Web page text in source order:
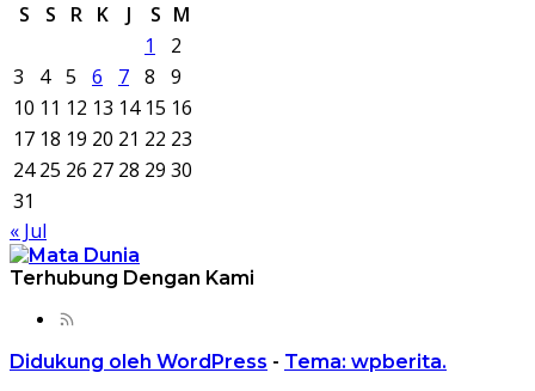
S
S R K J S M
1
2
3
4 5 6 7 8
9
10 11 12 13 14 15 16
17 18 19 20 21 22 23
24 25 26 27 28 29 30
31
« Jul
Terhubung Dengan Kami
Didukung oleh WordPress - Tema: wpberita.